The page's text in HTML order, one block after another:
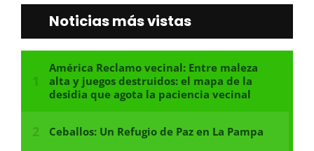
Noticias más vistas